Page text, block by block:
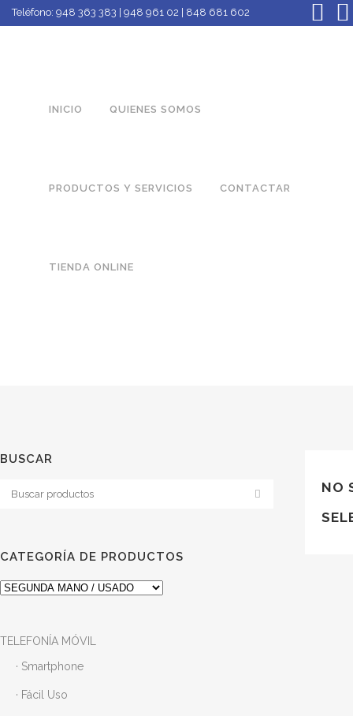
Teléfono: 948 363 383 | 948 961 02 | 848 681 602
INICIO QUIENES SOMOS
PRODUCTOS Y SERVICIOS CONTACTAR
TIENDA ONLINE
BUSCAR
CATEGORÍA DE PRODUCTOS
TELEFONÍA MÓVIL
· Smartphone
· Fácil Uso
NO